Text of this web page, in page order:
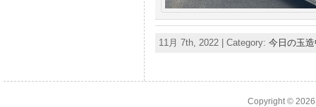
11月 7th, 2022 | Category: 今日の玉
Copyright ©